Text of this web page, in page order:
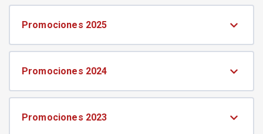
Promociones 2025
Promociones 2024
Promociones 2023